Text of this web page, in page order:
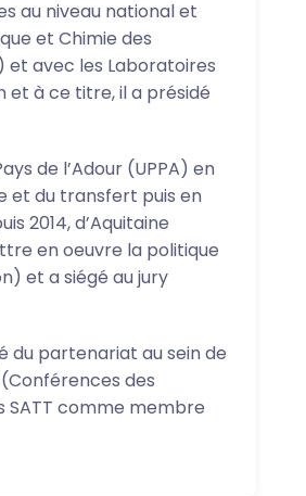
au niveau national et
et Chimie des
et avec les Laboratoires
et à ce titre, il a présidé
de l’Adour (UPPA) en
et du transfert puis en
2014, d’Aquitaine
en oeuvre la politique
et a siégé au jury
du partenariat au sein de
des
SATT comme membre